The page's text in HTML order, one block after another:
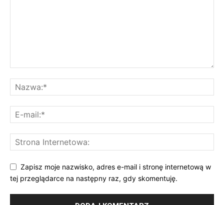
Zapisz moje nazwisko, adres e-mail i stronę internetową w
tej przeglądarce na następny raz, gdy skomentuję.